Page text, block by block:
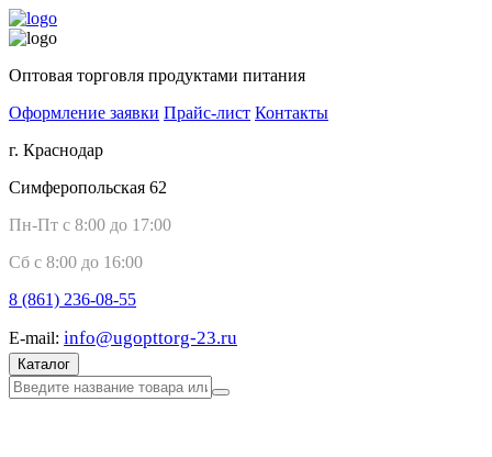
Оптовая торговля продуктами питания
Оформление заявки Прайс-лист Контакты
г. Краснодар
Симферопольская 62
Пн-Пт с 8:00 до 17:00
Сб с 8:00 до 16:00
8 (861) 236-08-55
E-mail: info@ugopttorg-23.ru
Каталог